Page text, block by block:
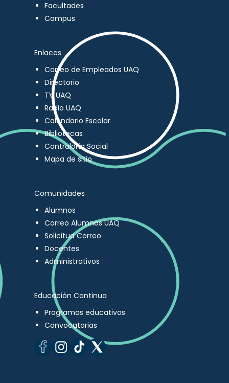
Facultades
Campus
Enlaces
Correo de Empleados UAQ
Directorio
TV UAQ
Radio UAQ
Calendario Escolar
Bibliotecas
Contraloría Social
Mapa de sitio
Comunidades
Alumnos
Correo Alumnos UAQ
Solicitud Correo
Docentes
Administrativos
Educación Continua
Programas educativos
Convocatorias